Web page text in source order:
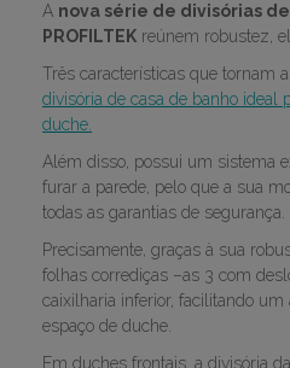
A nova série de divisórias
PROFILTEK reúnem robustez,
Três características que tornam a
divisória de casa de banho ideal
duche.
Além disso, possui um sistema
furar a parede, pelo que a sua
todas as garantias de segurança.
Precisamente, graças à sua
folhas corrediças –as 3 com
caixilharia inferior, facilitando
espaço de duche.
Em duches frontais, a divisória